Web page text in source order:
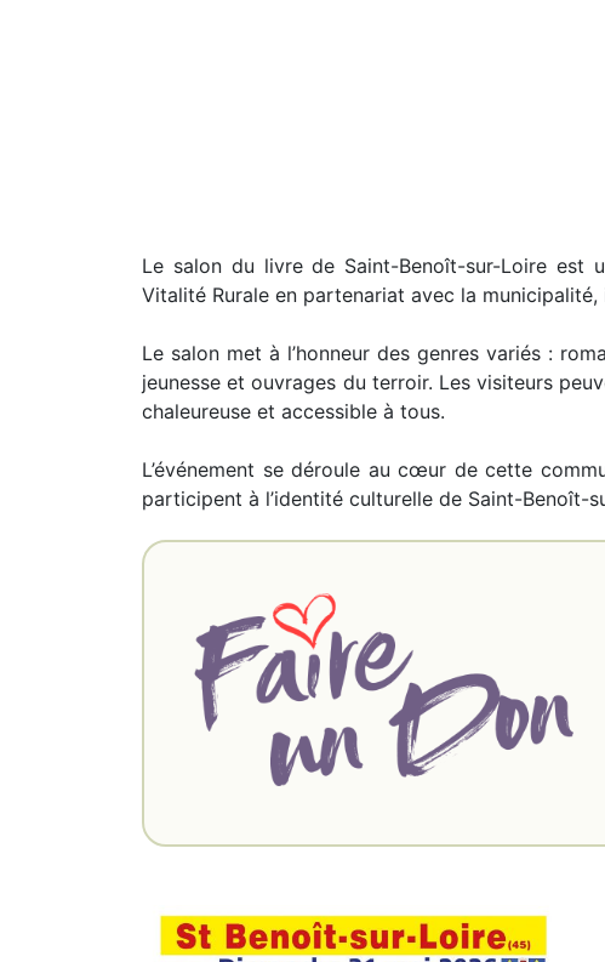
Le salon du livre de Saint-Benoît-sur-Loire est
Vitalité Rurale en partenariat avec la
Le salon met à l’honneur des genres variés :
jeunesse et ouvrages du terroir. Les visiteurs
chaleureuse et accessible à tous.
L’événement se déroule au cœur de cette
participent à l’identité culturelle de Saint-Benoît-